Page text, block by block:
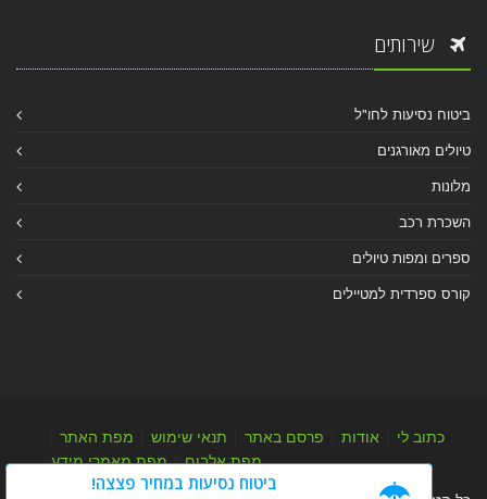
שירותים
ביטוח נסיעות לחו"ל
טיולים מאורגנים
מלונות
השכרת רכב
ספרים ומפות טיולים
קורס ספרדית למטיילים
כתוב לי אודות פרסם באתר תנאי שימוש מפת האתר
מפת אלבום|מפת מאמרי מידע
ביטוח נסיעות במחיר פצצה!